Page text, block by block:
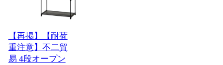
【再掲】【耐荷
重注意】不二貿
易 4段オープン